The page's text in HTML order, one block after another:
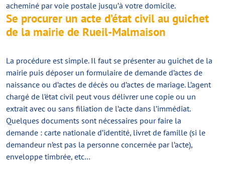
acheminé par voie postale jusqu’à votre domicile.
Se procurer un acte d’état civil au guichet
de la mairie de Rueil-Malmaison
La procédure est simple. Il faut se présenter au guichet de la
mairie puis déposer un formulaire de demande d’actes de
naissance ou d’actes de décès ou d’actes de mariage. L’agent
chargé de l’état civil peut vous délivrer une copie ou un
extrait avec ou sans filiation de l’acte dans l’immédiat.
Quelques documents sont nécessaires pour faire la
demande : carte nationale d’identité, livret de famille (si le
demandeur n’est pas la personne concernée par l’acte),
enveloppe timbrée, etc…